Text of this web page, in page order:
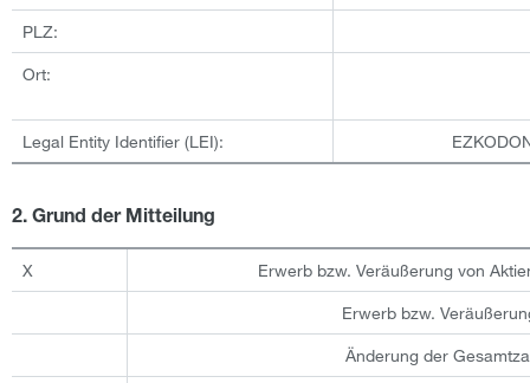
PLZ:
Ort:
Legal Entity Identifier (LEI):
2. Grund der Mitteilung
X Erwerb bzw. Veräußerung von
Erwerb bzw.
Änderung der